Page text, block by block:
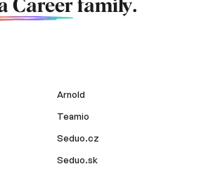
Career family.
Arnold
Teamio
Seduo.cz
Seduo.sk